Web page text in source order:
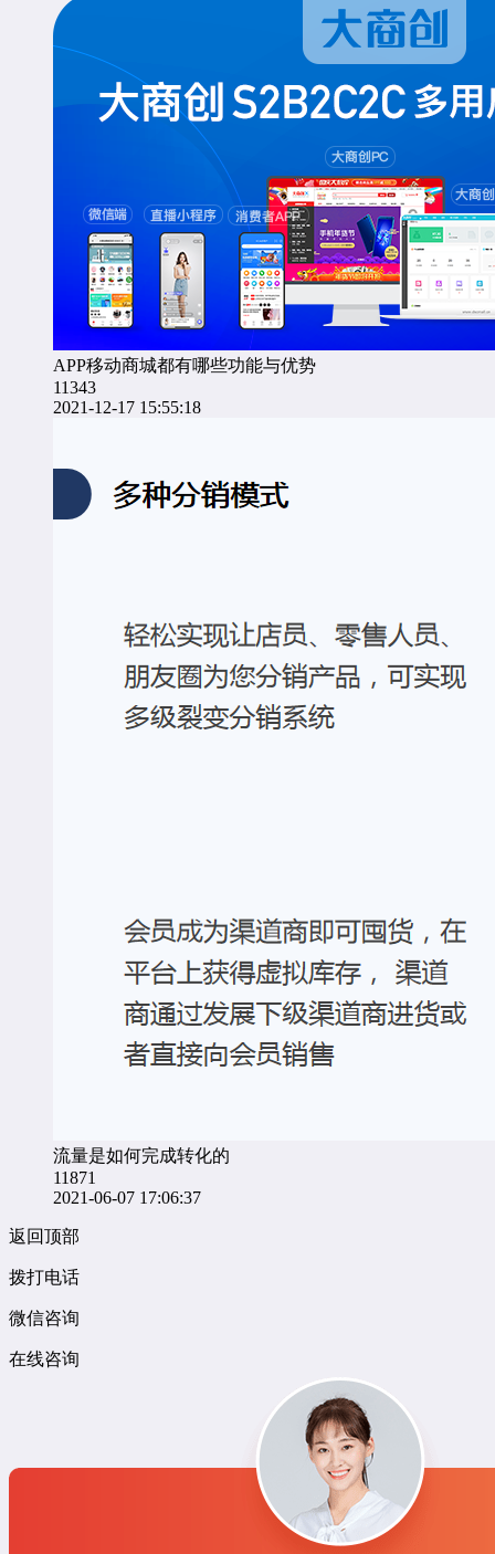
APP移动商城都有哪些功能与优势
11343
2021-12-17 15:55:18
流量是如何完成转化的
11871
2021-06-07 17:06:37
返回顶部
拨打电话
微信咨询
在线咨询